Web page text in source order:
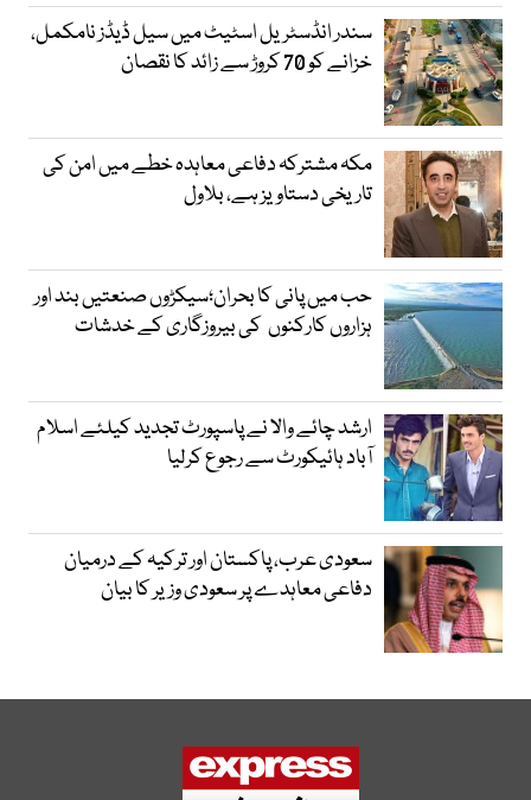
سندر انڈسٹریل اسٹیٹ میں سیل ڈیڈز نامکمل،
خزانے کو 70 کروڑ سے زائد کا نقصان
مکہ مشترکہ دفاعی معاہدہ خطے میں امن کی
تاریخی دستاویز ہے، بلاول
حب میں پانی کا بحران؛سیکڑوں صنعتیں بند اور
ہزاروں کارکنوں کی بیروزگاری کے خدشات
ارشد چائے والا نے پاسپورٹ تجدید کیلئے اسلام
آباد ہائیکورٹ سے رجوع کرلیا
سعودی عرب، پاکستان اور ترکیہ کے درمیان
دفاعی معاہدے پر سعودی وزیر کا بیان